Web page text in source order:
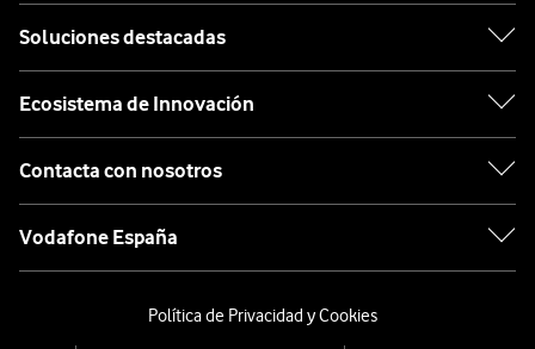
Soluciones destacadas
Ecosistema de Innovación
Contacta con nosotros
Vodafone España
Política de Privacidad y Cookies